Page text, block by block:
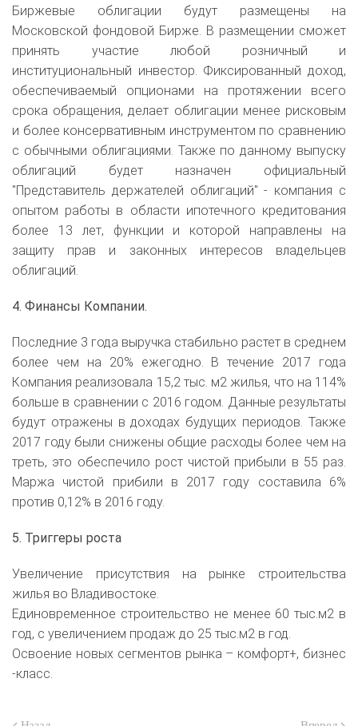
Биржевые облигации будут размещены на
Московской фондовой Бирже. В размещении сможет
принять участие любой розничный и
институциональный инвестор. Фиксированный доход,
обеспечиваемый опционами на протяжении всего
срока обращения, делает облигации менее рисковым
и более консервативным инструментом по сравнению
с обычными облигациями. Также по данному выпуску
облигаций будет назначен официальный
"Представитель держателей облигаций" - компания с
опытом работы в области ипотечного кредитования
более 13 лет, функции и которой направлены на
защиту прав и законных интересов владельцев
облигаций.
4. Финансы Компании.
Последние 3 года выручка стабильно растет в среднем
более чем на 20% ежегодно. В течение 2017 года
Компания реализовала 15,2 тыс. м2 жилья, что на 114%
больше в сравнении с 2016 годом. Данные результаты
будут отражены в доходах будущих периодов. Также
2017 году были снижены общие расходы более чем на
треть, это обеспечило рост чистой прибыли в 55 раз.
Маржа чистой прибили в 2017 году составила 6%
против 0,12% в 2016 году.
5. Триггеры роста
Увеличение присутствия на рынке строительства
жилья во Владивостоке.
Единовременное строительство не менее 60 тыс.м2 в
год, с увеличением продаж до 25 тыс.м2 в год.
Освоение новых сегментов рынка – комфорт+, бизнес
‐класс.